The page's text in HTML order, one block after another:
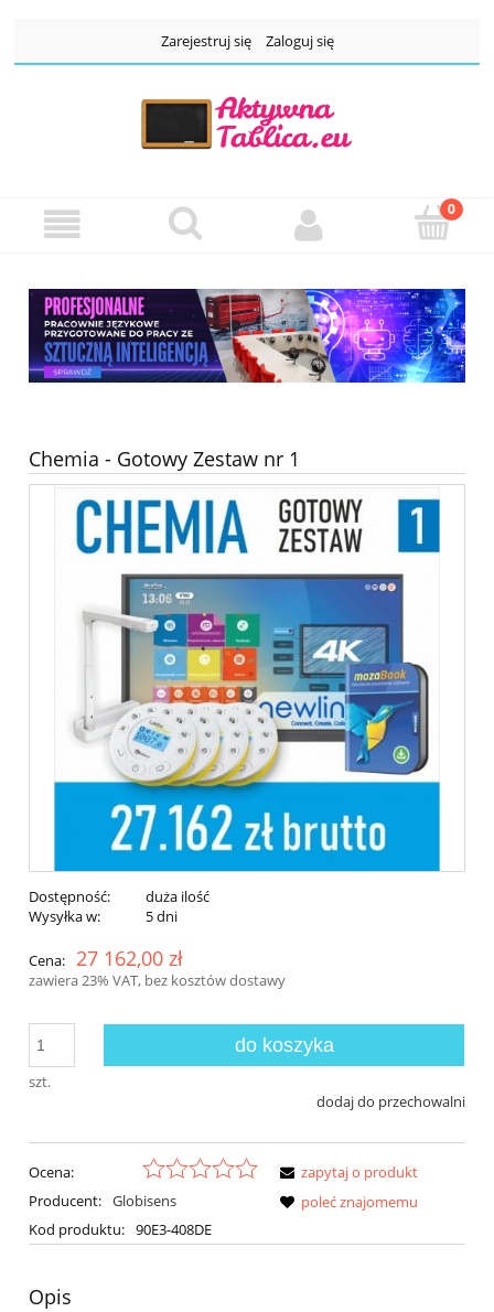
Zarejestruj się Zaloguj się
Chemia - Gotowy Zestaw nr 1
Dostępność:
duża ilość
Wysyłka w:
5 dni
Cena: 27 162,00 zł
zawiera 23% VAT, bez kosztów dostawy
szt.
do koszyka
dodaj do przechowalni
Ocena:
Producent: Globisens
Kod produktu: 90E3-408DE
zapytaj o produkt
poleć znajomemu
Opis